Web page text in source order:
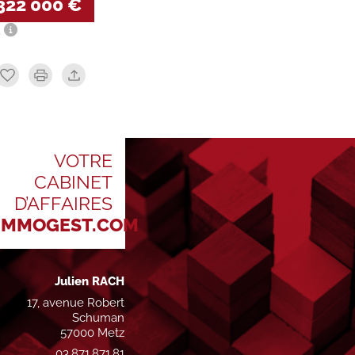
000 €
VOTRE
CABINET
D’AFFAIRES
Julien RACH
17, avenue Robert
Schuman
57000 Metz